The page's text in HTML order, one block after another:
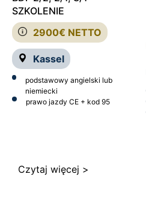
2900€ NETTO
Kassel
SZKOLENIE
podstawowy angielski lub
niemiecki
prawo jazdy CE + kod 95
Czytaj więcej >